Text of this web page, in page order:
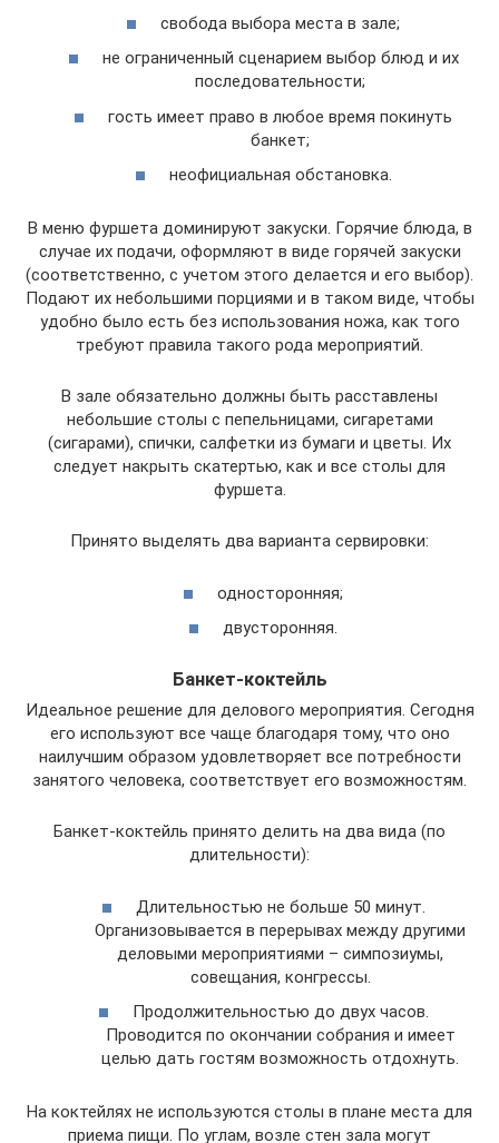
свобода выбора места в зале;
не ограниченный сценарием выбор блюд и их
последовательности;
гость имеет право в любое время покинуть
банкет;
неофициальная обстановка.
В меню фуршета доминируют закуски. Горячие блюда, в
случае их подачи, оформляют в виде горячей закуски
(соответственно, с учетом этого делается и его выбор).
Подают их небольшими порциями и в таком виде, чтобы
удобно было есть без использования ножа, как того
требуют правила такого рода мероприятий.
В зале обязательно должны быть расставлены
небольшие столы с пепельницами, сигаретами
(сигарами), спички, салфетки из бумаги и цветы. Их
следует накрыть скатертью, как и все столы для
фуршета.
Принято выделять два варианта сервировки:
односторонняя;
двусторонняя.
Банкет-коктейль
Идеальное решение для делового мероприятия. Сегодня
его используют все чаще благодаря тому, что оно
наилучшим образом удовлетворяет все потребности
занятого человека, соответствует его возможностям.
Банкет-коктейль принято делить на два вида (по
длительности):
Длительностью не больше 50 минут.
Организовывается в перерывах между другими
деловыми мероприятиями – симпозиумы,
совещания, конгрессы.
Продолжительностью до двух часов.
Проводится по окончании собрания и имеет
целью дать гостям возможность отдохнуть.
На коктейлях не используются столы в плане места для
приема пищи. По углам, возле стен зала могут